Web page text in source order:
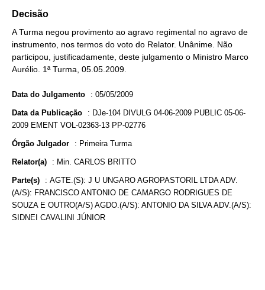
Decisão
A Turma negou provimento ao agravo regimental no agravo de
instrumento, nos termos do voto do Relator. Unânime. Não
participou, justificadamente, deste julgamento o Ministro Marco
Aurélio. 1ª Turma, 05.05.2009.
Data do Julgamento : 05/05/2009
Data da Publicação : DJe-104 DIVULG 04-06-2009 PUBLIC 05-06-
2009 EMENT VOL-02363-13 PP-02776
Órgão Julgador : Primeira Turma
Relator(a) : Min. CARLOS BRITTO
Parte(s) : AGTE.(S): J U UNGARO AGROPASTORIL LTDA ADV.
(A/S): FRANCISCO ANTONIO DE CAMARGO RODRIGUES DE
SOUZA E OUTRO(A/S) AGDO.(A/S): ANTONIO DA SILVA ADV.(A/S):
SIDNEI CAVALINI JÚNIOR